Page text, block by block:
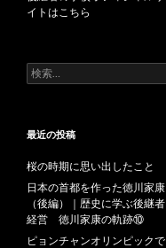
イトはこちら
検
索
最近の投稿
桜の時期に思い出したこと
日本の首都を作った徳川家康
（後編）｜歴史に学ぶ後継者
経営 徳川家康の軌跡⑩
ピョンチャンオリンピックで